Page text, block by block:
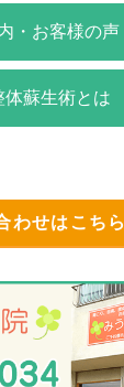
・お客様の声
体蘇生術とは
わせはこちら